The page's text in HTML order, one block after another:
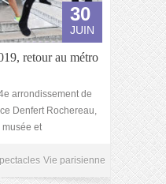
30
JUIN
retour au métro
arrondissement de
Denfert Rochereau,
et
Vie parisienne